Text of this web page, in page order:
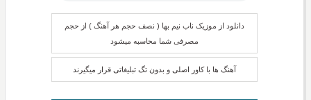
دانلود از موزیک ناب نیم بها ( نصف حجم هر آهنگ ) از حجم
مصرفی شما محاسبه میشود
آهنگ ها با کاور اصلی و بدون تگ تبلیغاتی قرار میگیرند